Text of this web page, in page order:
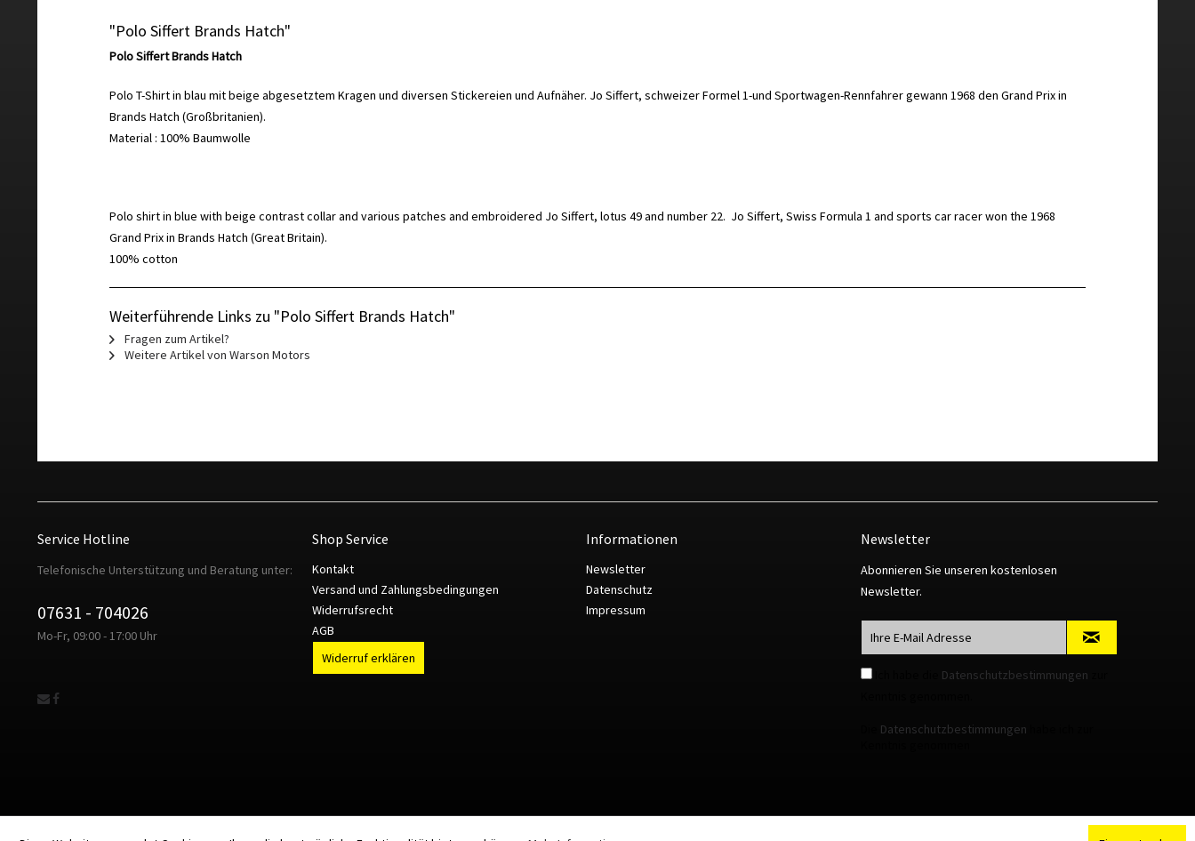
"Polo Siffert Brands Hatch"
Polo Siffert Brands Hatch
Polo T-Shirt in blau mit beige abgesetztem Kragen und diversen Stickereien und Aufnäher. Jo Siffert, schweizer Formel 1-und Sportwagen-Rennfahrer gewann 1968 den Grand Prix in
Brands Hatch (Großbritanien).
Material : 100% Baumwolle
Polo shirt in blue with beige contrast collar and various patches and embroidered Jo Siffert, lotus 49 and number 22. Jo Siffert, Swiss Formula 1 and sports car racer won the 1968
Grand Prix in Brands Hatch (Great Britain).
100% cotton
Weiterführende Links zu "Polo Siffert Brands Hatch"
Fragen zum Artikel?
Weitere Artikel von Warson Motors
Service Hotline
Telefonische Unterstützung und Beratung unter:
07631 - 704026
Mo-Fr, 09:00 - 17:00 Uhr
Shop Service
Kontakt
Versand und Zahlungsbedingungen
Widerrufsrecht
AGB
Widerruf erklären
Informationen
Newsletter
Datenschutz
Impressum
Newsletter
Abonnieren Sie unseren kostenlosen
Newsletter.
Datenschutzbestimmungen
Datenschutzbestimmungen